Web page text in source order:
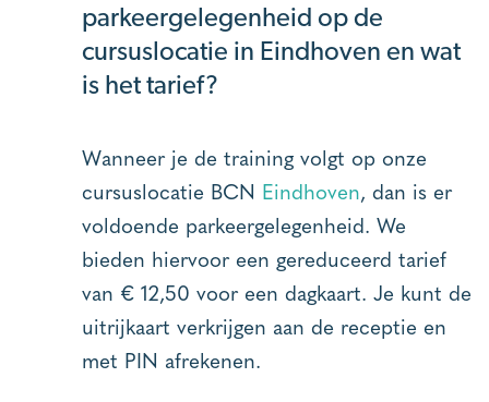
parkeergelegenheid op de
cursuslocatie in Eindhoven en wat
is het tarief?
Wanneer je de training volgt op onze
cursuslocatie BCN Eindhoven, dan is er
voldoende parkeergelegenheid. We
bieden hiervoor een gereduceerd tarief
van € 12,50 voor een dagkaart. Je kunt de
uitrijkaart verkrijgen aan de receptie en
met PIN afrekenen.